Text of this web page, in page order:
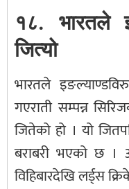
१८. भारतले
जित्यो
भारतले
गएराती सम्पन्न
जितेको हो । यो
बराबरी भएको छ ।
विहिबारदेखि लर्ड्स